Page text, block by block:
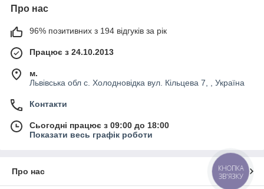
Про нас
96% позитивних з 194 відгуків за рік
Працює з 24.10.2013
м.
Львівська обл с. Холодновідка вул. Кільцева 7, , Україна
Контакти
Сьогодні працює з 09:00 до 18:00
Показати весь графік роботи
Про нас
КНОПКА
ЗВ'ЯЗКУ